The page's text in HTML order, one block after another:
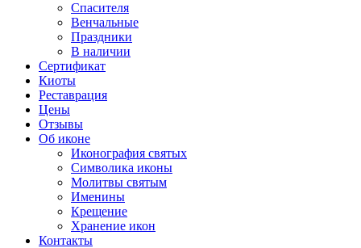
Спасителя
Венчальные
Праздники
В наличии
Сертификат
Киоты
Реставрация
Цены
Отзывы
Об иконе
Иконография святых
Символика иконы
Молитвы святым
Именины
Крещение
Хранение икон
Контакты